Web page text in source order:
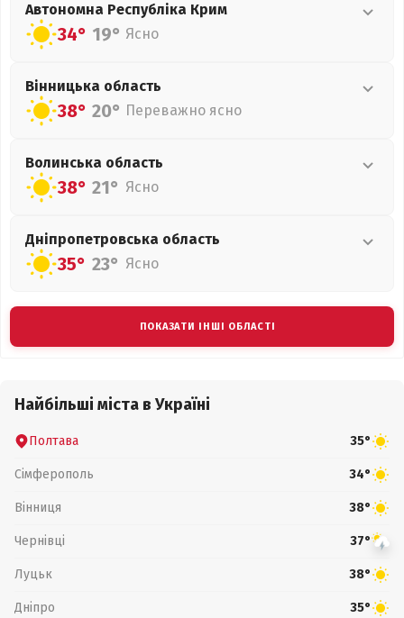
Автономна Республіка Крим
34° 19° Ясно
Вінницька область
38° 20° Переважно ясно
Волинська область
38° 21° Ясно
Дніпропетровська область
35° 23° Ясно
ПОКАЗАТИ ІНШІ ОБЛАСТІ
Найбільші міста в Україні
Полтава 35°
Сімферополь 34°
Вінниця 38°
Чернівці 37°
Луцьк 38°
Дніпро 35°